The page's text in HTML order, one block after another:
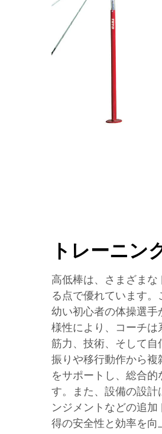
トレーニン
高低棒は、さまざま
る点で優れています。
幼い初心者の体操選
様性により、コーチは
筋力、技術、そして
振りや移行動作から
をサポートし、総合
す。また、設備の設
ンジメントなどの追
得の安全性と効率を向